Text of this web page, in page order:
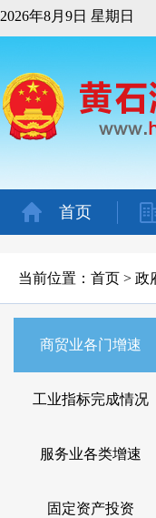
2026年8月9日 星期日
首页
当前位置： 首页 > 政
商贸业各门增速
工业指标完成情况
服务业各类增速
固定资产投资